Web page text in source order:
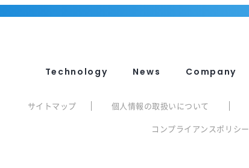
Technology News Company
サイトマップ 個人情報の取扱いについて
コンプライアンスポリシー